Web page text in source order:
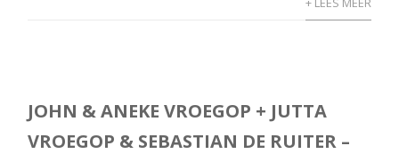
JOHN & ANEKE VROEGOP + JUTTA
VROEGOP & SEBASTIAN DE RUITER –